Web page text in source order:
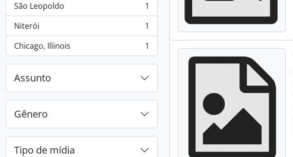
São Leopoldo
, 1 resultados
1
Niterói
, 1 resultados
1
Chicago, Illinois
, 1 resultados 1
Assunto
Gênero
Tipo de mídia